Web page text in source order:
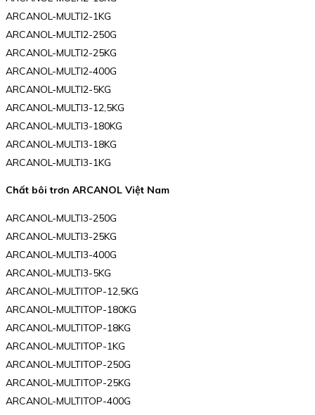
ARCANOL-MULTI2-1KG
ARCANOL-MULTI2-250G
ARCANOL-MULTI2-25KG
ARCANOL-MULTI2-400G
ARCANOL-MULTI2-5KG
ARCANOL-MULTI3-12,5KG
ARCANOL-MULTI3-180KG
ARCANOL-MULTI3-18KG
ARCANOL-MULTI3-1KG
Chất bôi trơn ARCANOL Việt Nam
ARCANOL-MULTI3-250G
ARCANOL-MULTI3-25KG
ARCANOL-MULTI3-400G
ARCANOL-MULTI3-5KG
ARCANOL-MULTITOP-12,5KG
ARCANOL-MULTITOP-180KG
ARCANOL-MULTITOP-18KG
ARCANOL-MULTITOP-1KG
ARCANOL-MULTITOP-250G
ARCANOL-MULTITOP-25KG
ARCANOL-MULTITOP-400G